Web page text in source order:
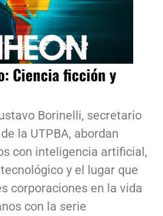
Ciencia ficción y
Borinelli, secretario
la UTPBA, abordan
con inteligencia artificial,
y el lugar que
corporaciones en la vida
con la serie